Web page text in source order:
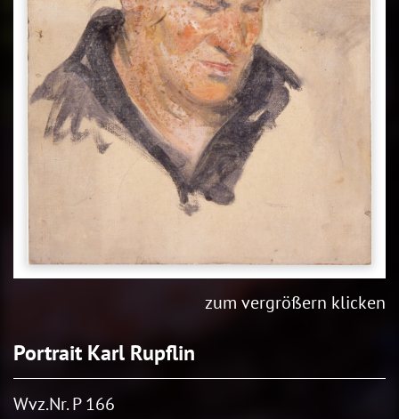
zum vergrößern klicken
Portrait Karl Rupflin
Wvz.Nr. P 166